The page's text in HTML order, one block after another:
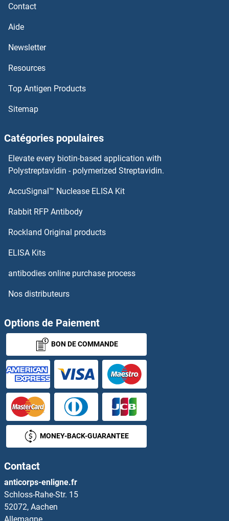
DCI Anticorps
DCHS1 Anticorps
DCDC5 Anticorps
DCDC2 Anticorps
DCC Anticorps
DCBLD2 Anticorps
DCTN3 Anticorps
DCTN5 Anticorps
DCTN6 Anticorps
DCTPP1 Anticorps
DCUN1D1 Anticorps
DCUN1D2 Anticorps
DCUN1D3 Anticorps
DCUN1D4 Anticorps
DCXR Anticorps
DcyD Anticorps
Contact
Aide
Newsletter
Resources
Top Antigen Products
Sitemap
Catégories populaires
Elevate every biotin-based application with
Polystreptavidin - polymerized Streptavidin.
AccuSignal™ Nuclease ELISA Kit
Rabbit RFP Antibody
Rockland Original products
ELISA Kits
antibodies online purchase process
Nos distributeurs
Options de Paiement
BON DE COMMANDE
MONEY-BACK-GUARANTEE
Contact
anticorps-enligne.fr
Schloss-Rahe-Str. 15
52072, Aachen